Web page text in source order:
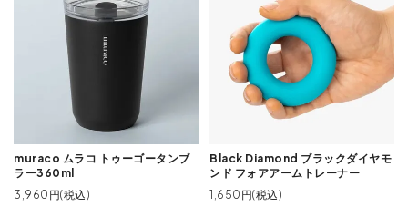
muraco ムラコ トゥーゴータンブ
ラー360ml
3,960円(税込)
Black Diamond ブラックダイヤモ
ンド フォアアームトレーナー
1,650円(税込)